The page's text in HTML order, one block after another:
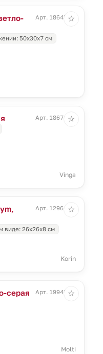
Арт. 18645.13
50х30х7 см
☆
Арт. 18671.30
Vinga
☆
Арт. 12961.11
виде: 26х26х8 см
Korin
☆
серая
Арт. 19945.13
Molti
☆